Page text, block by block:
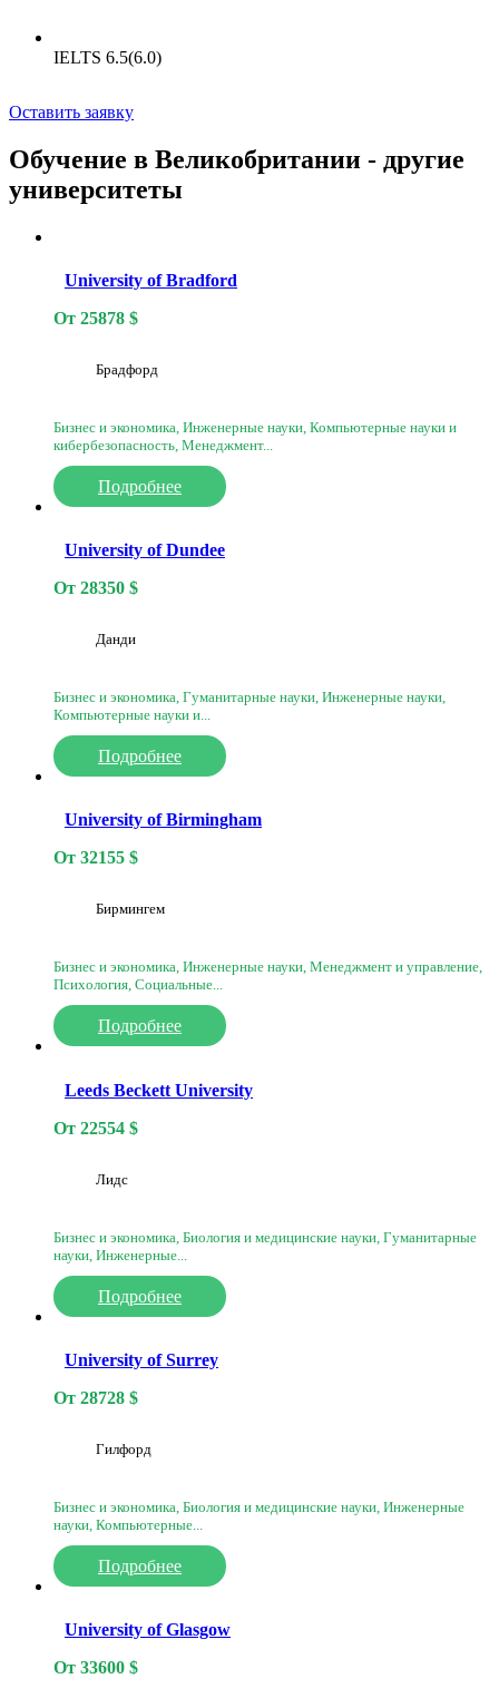
IELTS 6.5(6.0)
Оставить заявку
Обучение в Великобритании - другие
университеты
University of Bradford
От 25878 $
Брадфорд
Бизнес и экономика, Инженерные науки, Компьютерные науки и
кибербезопасность, Менеджмент...
Подробнее
University of Dundee
От 28350 $
Данди
Бизнес и экономика, Гуманитарные науки, Инженерные науки,
Компьютерные науки и...
Подробнее
University of Birmingham
От 32155 $
Бирмингем
Бизнес и экономика, Инженерные науки, Менеджмент и управление,
Психология, Социальные...
Подробнее
Leeds Beckett University
От 22554 $
Лидс
Бизнес и экономика, Биология и медицинские науки, Гуманитарные
науки, Инженерные...
Подробнее
University of Surrey
От 28728 $
Гилфорд
Бизнес и экономика, Биология и медицинские науки, Инженерные
науки, Компьютерные...
Подробнее
University of Glasgow
От 33600 $